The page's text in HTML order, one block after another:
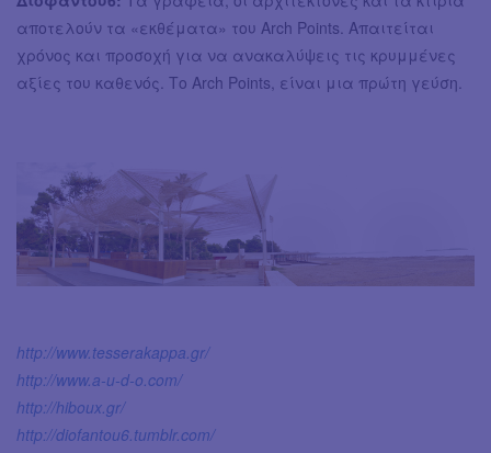
αποτελούν τα «εκθέματα» του Arch Points. Απαιτείται
χρόνος και προσοχή για να ανακαλύψεις τις κρυμμένες
αξίες του καθενός. Το Arch Points, είναι μια πρώτη γεύση.
http://www.tesserakappa.gr/
http://www.a-u-d-o.com/
http://hiboux.gr/
http://diofantou6.tumblr.com/